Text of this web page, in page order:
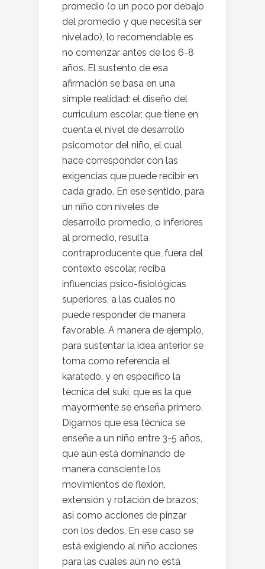
promedio (o un poco por debajo
del promedio y que necesita ser
nivelado), lo recomendable es
no comenzar antes de los 6-8
años. El sustento de esa
afirmación se basa en una
simple realidad: el diseño del
curriculum escolar, que tiene en
cuenta el nivel de desarrollo
psicomotor del niño, el cual
hace corresponder con las
exigencias que puede recibir en
cada grado. En ese sentido, para
un niño con niveles de
desarrollo promedio, o inferiores
al promedio, resulta
contraproducente que, fuera del
contexto escolar, reciba
influencias psico-fisiológicas
superiores, a las cuales no
puede responder de manera
favorable. A manera de ejemplo,
para sustentar la idea anterior se
toma como referencia el
karatedo, y en específico la
técnica del suki, que es la que
mayormente se enseña primero.
Digamos que esa técnica se
enseñe a un niño entre 3-5 años,
que aún está dominando de
manera consciente los
movimientos de flexión,
extensión y rotación de brazos;
así como acciones de pinzar
con los dedos. En ese caso se
está exigiendo al niño acciones
para las cuales aún no está